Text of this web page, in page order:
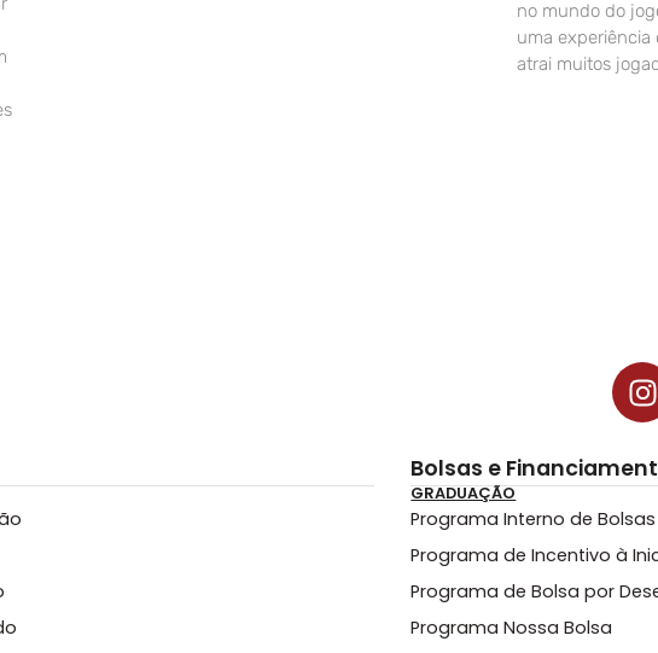
no mundo do
uma experiência
atrai muitos
Bolsas e
GRADUAÇÃO
Programa Interno de
Programa de Incentivo à
Programa de Bolsa por
Programa Nossa Bolsa